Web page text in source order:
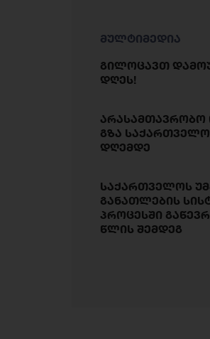
მულტიმედია
გილოცავთ
დღეს!
არასამთავრობო
გზა
დღემდე
საქართველოს
განათლების
პროცესში
წლის შემდეგ